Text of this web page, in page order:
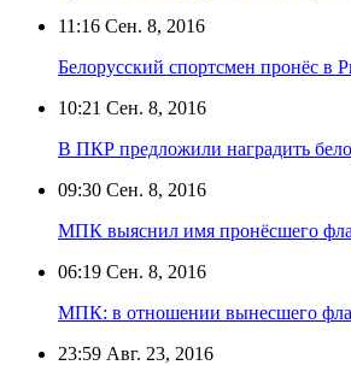
11:16 Сен. 8, 2016
Белорусский спортсмен пронёс в
10:21 Сен. 8, 2016
В ПКР предложили наградить
09:30 Сен. 8, 2016
МПК выяснил имя пронёсшего
06:19 Сен. 8, 2016
МПК: в отношении вынесшего
23:59 Авг. 23, 2016